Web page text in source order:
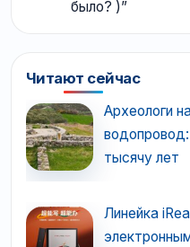
было? )”
Читают сейчас
Археологи
тысячу лет
Линейка